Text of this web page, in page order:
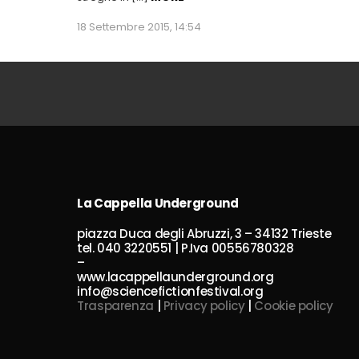
18 Settembre 2015, 14:54
La Cappella Underground
piazza Duca degli Abruzzi, 3 – 34132 Trieste
tel. 040 3220551 | P.Iva 00556780328
–
www.lacappellaunderground.org
info@sciencefictionfestival.org
Trasparenza
Privacy policy| Cookie policy